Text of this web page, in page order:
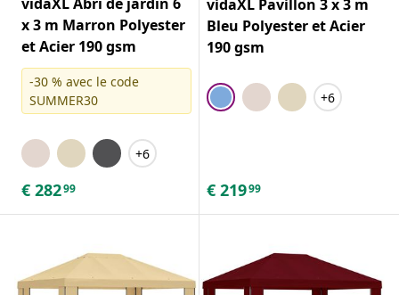
x 3 m Marron Polyester
et Acier 190 gsm
-30 % avec le code
SUMMER30
+6
€ 28299
vidaXL Pavillon 3 x 3 m
Bleu Polyester et Acier
190 gsm
+6
€ 21999